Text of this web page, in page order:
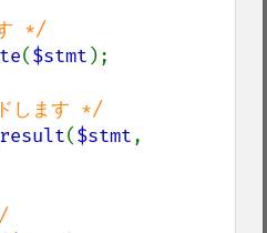
($stmt );
($stmt